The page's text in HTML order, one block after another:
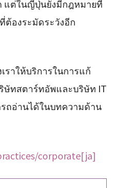
แต่ในญี่ปุ่นยังมีกฎหมายที่
ต้องระมัดระวังอีก
ราให้บริการในการแก้
ทสตาร์ทอัพและบริษัท IT
รถอ่านได้ในบทความด้าน
corporate[ja]